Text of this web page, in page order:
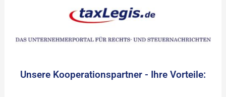
Unsere Kooperationspartner - Ihre Vorteile: